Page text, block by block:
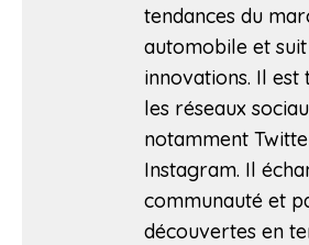
tendances du
automobile et
innovations. Il
les réseaux
notamment
Instagram. Il
communauté et
découvertes en